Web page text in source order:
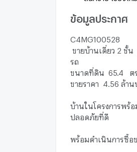
ข้อมูลประกาศ
C4MG100528
ขายบ้านเดี่ยว 2
รถ
ขนาดที่ดิน 65.4 ตร
ขายราคา 4.56 ล้าน
บ้านในโครงการพร้
ปลอดภัยที่ดี
พร้อมดำเนินการซื้อ